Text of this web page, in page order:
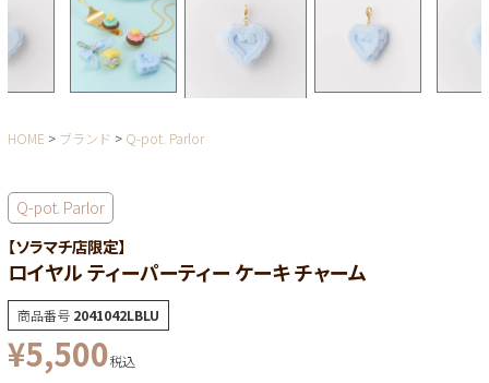
HOME ブランド Q-pot. Parlor
Q-pot. Parlor
【ソラマチ店限定】
ロイヤル ティーパーティー ケーキ チャーム
商品番号 2041042LBLU
¥5,500税込